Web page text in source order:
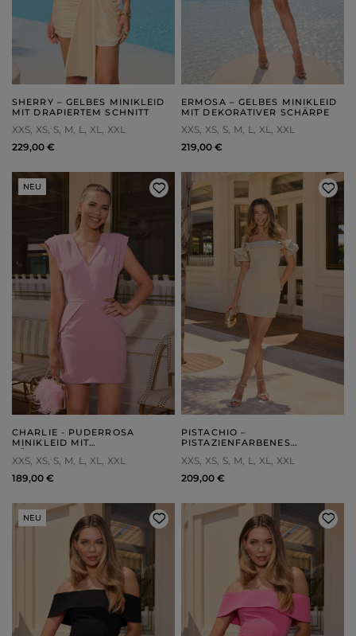
SHERRY – GELBES MINIKLEID
MIT DRAPIERTEM SCHNITT
XXS XS S M L XL XXL
229,00 €
ERMOSA – GELBES MINIKLEID
MIT DEKORATIVER SCHÄRPE
XXS XS S M L XL XXL
219,00 €
NEU
CHARLIE - PUDERROSA
MINIKLEID MIT
XXS XS S M L XL
XXL
189,00 €
PISTACHIO –
PISTAZIENFARBENES
XXS XS S M L XL
XXL
209,00 €
NEU